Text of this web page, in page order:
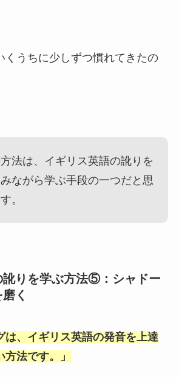
くうちに少しずつ慣れてきたの
法は、イギリス英語の訛りを
ながら学ぶ手段の一つだと思
。
訛りを学ぶ方法⑤：シャドー
く
は、イギリス英語の発音を上達
法です。
」